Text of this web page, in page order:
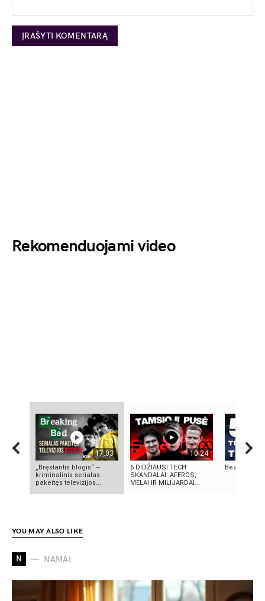
Rekomenduojami video
17:03
„Bręstantis blogis“ –
kriminalinis serialas
pakeitęs televizijos...
10:24
6 DIDŽIAUSI TECH
SKANDALAI: AFEROS,
MELAI IR MILIJARDAI...
Bezos
YOU MAY ALSO LIKE
N NAMAI